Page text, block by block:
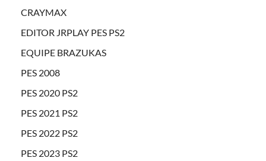
CRAYMAX
EDITOR JRPLAY PES PS2
EQUIPE BRAZUKAS
PES 2008
PES 2020 PS2
PES 2021 PS2
PES 2022 PS2
PES 2023 PS2